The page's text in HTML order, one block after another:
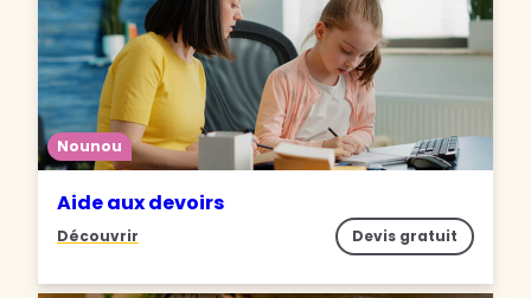
Nounou
Aide aux devoirs
Découvrir Devis gratuit